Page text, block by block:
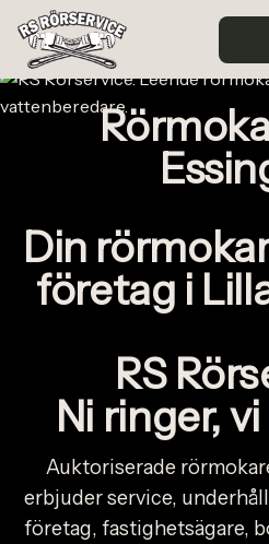
Din
företag i
RS
Ni ringer,
Auktoriserade
erbjuder service,
företag, fastighetsägare,